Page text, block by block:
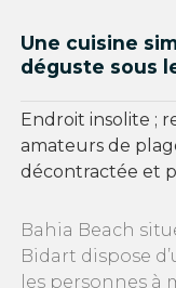
Une cuisine
déguste sous
Endroit insolite ;
amateurs de
décontractée et
Bahia Beach
Bidart dispose
les personnes à